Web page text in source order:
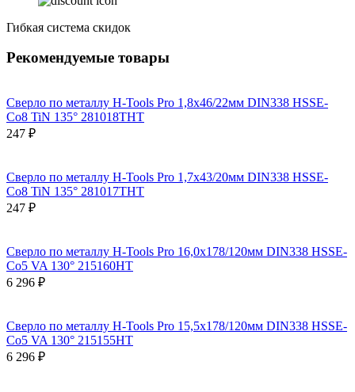
Гибкая система скидок
Рекомендуемые товары
Сверло по металлу H-Tools Pro 1,8x46/22мм DIN338 HSSE-
Co8 TiN 135° 281018THT
247 ₽
Сверло по металлу H-Tools Pro 1,7x43/20мм DIN338 HSSE-
Co8 TiN 135° 281017THT
247 ₽
Сверло по металлу H-Tools Pro 16,0x178/120мм DIN338 HSSE-
Co5 VA 130° 215160HT
6 296 ₽
Сверло по металлу H-Tools Pro 15,5x178/120мм DIN338 HSSE-
Co5 VA 130° 215155HT
6 296 ₽